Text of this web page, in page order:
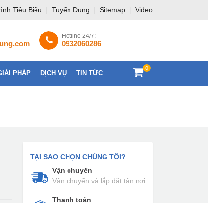
Tiêu Biểu Tuyển Dụng Sitemap Video
Hotline 24/7:
0932060286
0
PHÁP DỊCH VỤ TIN TỨC
TẠI SAO CHỌN CHÚNG TÔI?
Vận chuyển
Vận chuyển và lắp đặt tận nơi
Thanh toán